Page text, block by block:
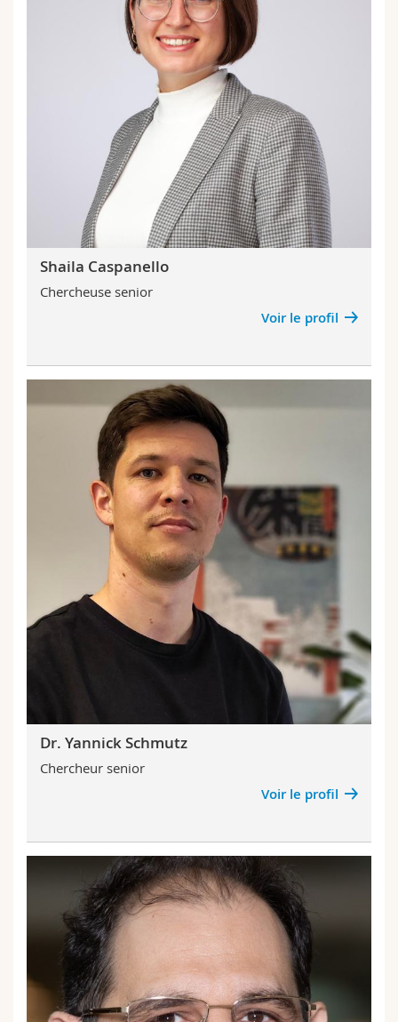
Shaila Caspanello
Chercheuse senior
Voir le profil
Dr. Yannick Schmutz
Chercheur senior
Voir le profil